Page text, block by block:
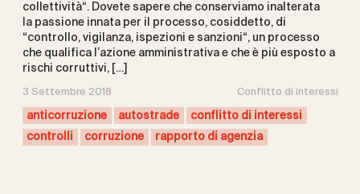
collettività“. Dovete sapere che conserviamo inalterata
la passione innata per il processo, cosiddetto, di
“controllo, vigilanza, ispezioni e sanzioni“, un processo
che qualifica l’azione amministrativa e che è più esposto a
rischi corruttivi, […]
3 Settembre 2018 Conflitto di interessi
anticorruzione autostrade
conflitto di interessi
controlli
corruzione rapporto di agenzia